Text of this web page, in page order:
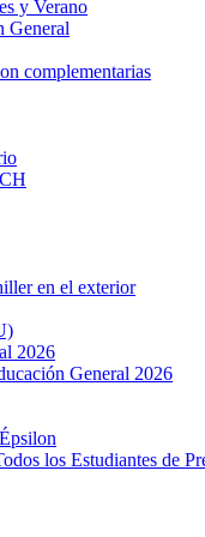
y Verano
General
complementarias
en el exterior
2026
General 2026
los Estudiantes de